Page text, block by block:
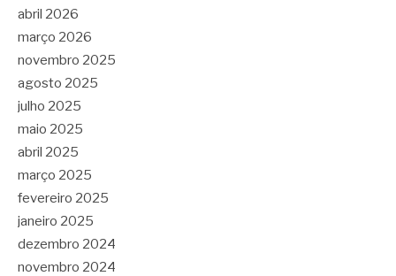
abril 2026
março 2026
novembro 2025
agosto 2025
julho 2025
maio 2025
abril 2025
março 2025
fevereiro 2025
janeiro 2025
dezembro 2024
novembro 2024